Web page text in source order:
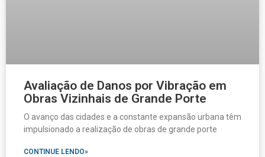
Avaliação de Danos por Vibração em
Obras Vizinhais de Grande Porte
O avanço das cidades e a constante expansão urbana têm
impulsionado a realização de obras de grande porte
CONTINUE LENDO»